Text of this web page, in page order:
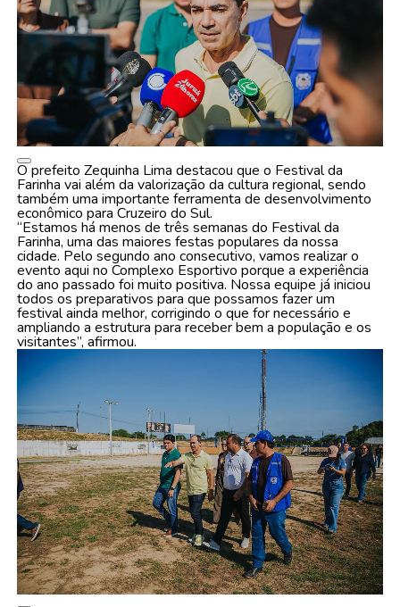
O prefeito Zequinha Lima destacou que o Festival da
Farinha vai além da valorização da cultura regional, sendo
também uma importante ferramenta de desenvolvimento
econômico para Cruzeiro do Sul.
“Estamos há menos de três semanas do Festival da
Farinha, uma das maiores festas populares da nossa
cidade. Pelo segundo ano consecutivo, vamos realizar o
evento aqui no Complexo Esportivo porque a experiência
do ano passado foi muito positiva. Nossa equipe já iniciou
todos os preparativos para que possamos fazer um
festival ainda melhor, corrigindo o que for necessário e
ampliando a estrutura para receber bem a população e os
visitantes”, afirmou.